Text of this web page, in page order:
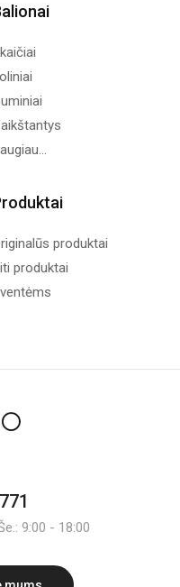
produktai
produktai
9:00 - 18:00